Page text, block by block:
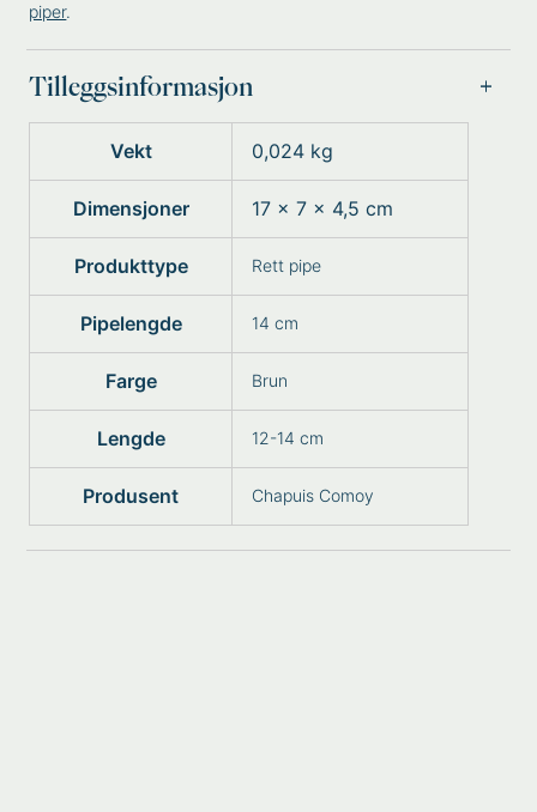
piper.
Tilleggsinformasjon
Vekt 0,024 kg
Dimensjoner 17 × 7 × 4,5 cm
Produkttype Rett pipe
Pipelengde 14 cm
Farge Brun
Lengde 12-14 cm
Produsent Chapuis Comoy